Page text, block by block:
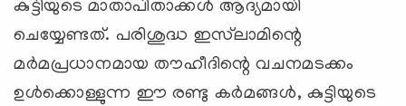
കുട്ടിയുടെ മാതാപിതാക്കള്‍ ആദ്യമായി
ചെയ്യേണ്ടത്. പരിശുദ്ധ ഇസ്‌ലാമിന്റെ
മര്‍മപ്രധാനമായ തൗഹീദിന്റെ വചനമടക്കം
ഉള്‍ക്കൊള്ളുന്ന ഈ രണ്ടു കര്‍മങ്ങള്‍, കുട്ടിയുടെ